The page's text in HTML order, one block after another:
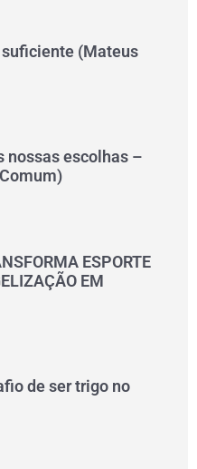
suficiente (Mateus
nossas escolhas –
ESPORTE
EM
de ser trigo no